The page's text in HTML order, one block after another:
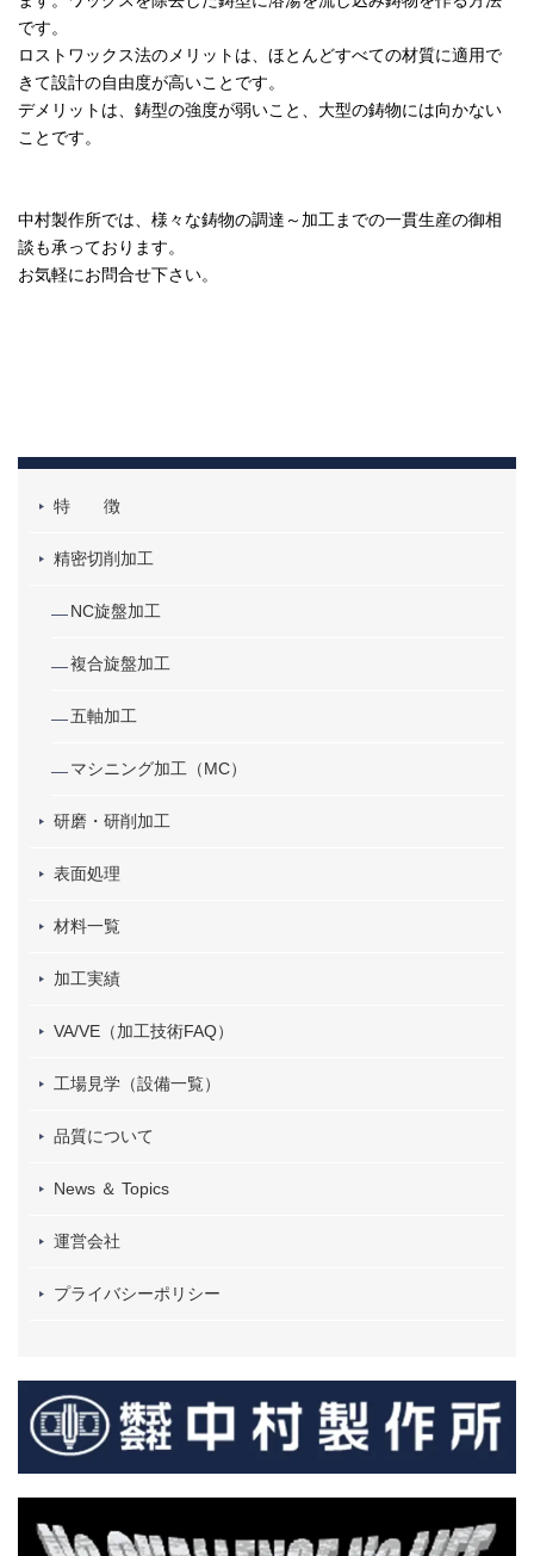
です。
ロストワックス法のメリットは、ほとんどすべての材質に適用で
きて設計の自由度が高いことです。
デメリットは、鋳型の強度が弱いこと、大型の鋳物には向かない
ことです。
中村製作所では、様々な鋳物の調達～加工までの一貫生産の御相
談も承っております。
お気軽にお問合せ下さい。
特 徴
精密切削加工
NC旋盤加工
複合旋盤加工
五軸加工
マシニング加工（MC）
研磨・研削加工
表面処理
材料一覧
加工実績
VA/VE（加工技術FAQ）
工場見学（設備一覧）
品質について
News ＆ Topics
運営会社
プライバシーポリシー